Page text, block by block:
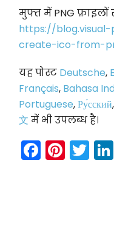
मुफ्त में PNG फ़ाइलों
https://
create-ico-from-
यह पोस्ट Deutsche,
Français, Bahasa
Portuguese,Ру́сский
文 में भी उपलब्ध है।